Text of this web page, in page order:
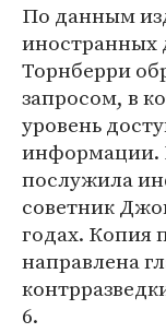
По данным
иностранных
Торнберри
запросом, в
уровень
информации.
послужила
советник
годах. Копия
направлена
6.